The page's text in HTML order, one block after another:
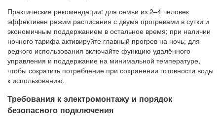
Практические рекомендации: для семьи из 2–4 человек
эффективен режим расписания с двумя прогревами в сутки и
экономичным поддержанием в остальное время; при наличии
ночного тарифа активируйте главный прогрев на ночь; для
редкого использования включайте функцию удалённого
управления и поддержание на минимальной температуре,
чтобы сократить потребление при сохранении готовности воды
к использованию.
Требования к электромонтажу и порядок
безопасного подключения